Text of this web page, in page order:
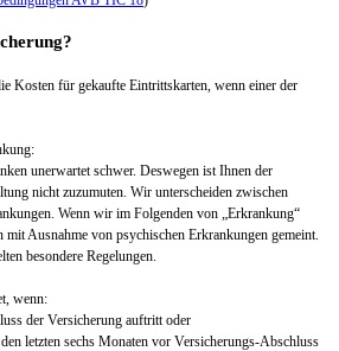
Kosten für gekaufte Eintrittskarten, wenn einer der
unerwartet schwer. Deswegen ist Ihnen der
nicht zuzumuten. Wir unterscheiden zwischen
Wenn wir im Folgenden von „Erkrankung“
mit Ausnahme von psychischen Erkrankungen gemeint.
besondere Regelungen.
wenn:
der Versicherung auftritt oder
letzten sechs Monaten vor Versicherungs-Abschluss